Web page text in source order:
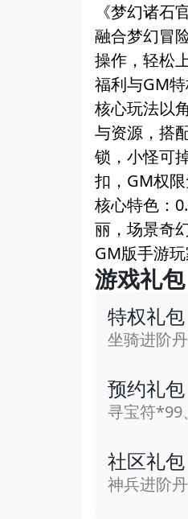
《梦幻诸
融合梦幻冒
操作，轻松
福利与GM特
核心玩法以
与资源，搭
锁，小怪可
扣，GM权
核心特色：
丽，场景奇
GM版手游
游戏礼包
特权礼包
坐骑进阶
预约礼包
寻宝符*99
社区礼包
神兵进阶